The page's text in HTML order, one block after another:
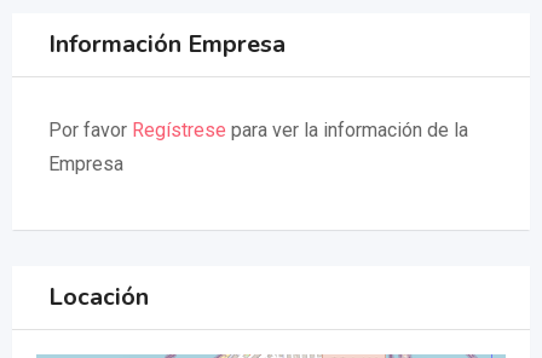
Información Empresa
Por favor Regístrese para ver la información de la
Empresa
Locación